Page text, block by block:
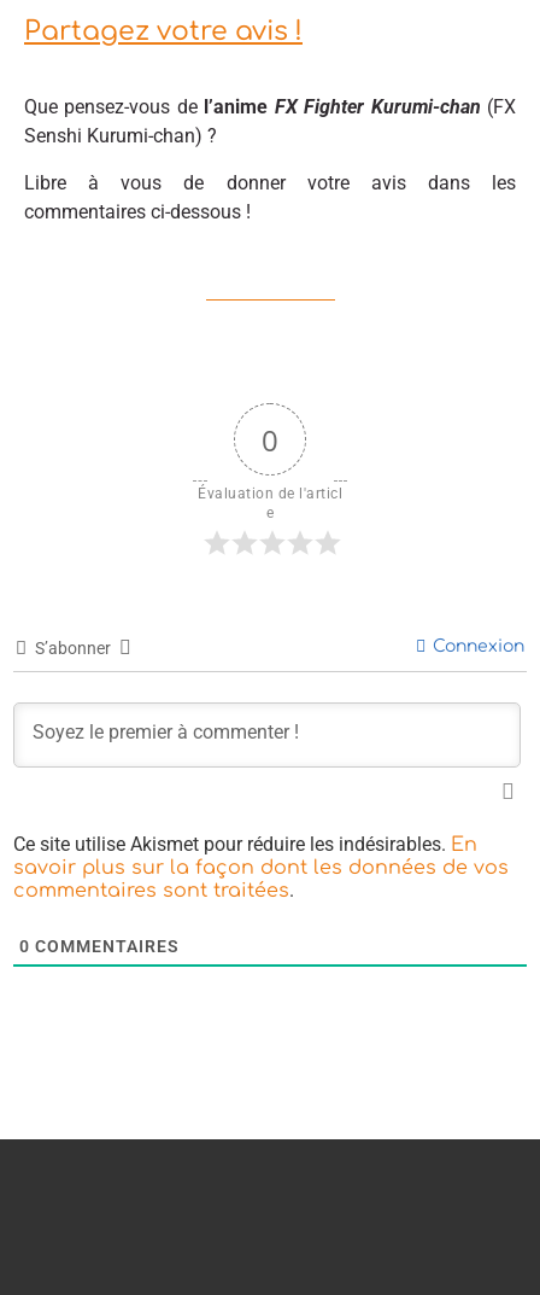
Partagez votre avis !
Que pensez-vous de l’anime FX Fighter Kurumi-chan (FX
Senshi Kurumi-chan) ?
Libre à vous de donner votre avis dans les
commentaires ci-dessous !
0
Évaluation de l'articl
e
S’abonner Connexion
Ce site utilise Akismet pour réduire les indésirables. En
savoir plus sur la façon dont les données de vos
commentaires sont traitées.
0 COMMENTAIRES